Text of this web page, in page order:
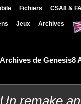
Fichiers CSA8 &
Jeux Archives
Archives de Genesis8
Un remake